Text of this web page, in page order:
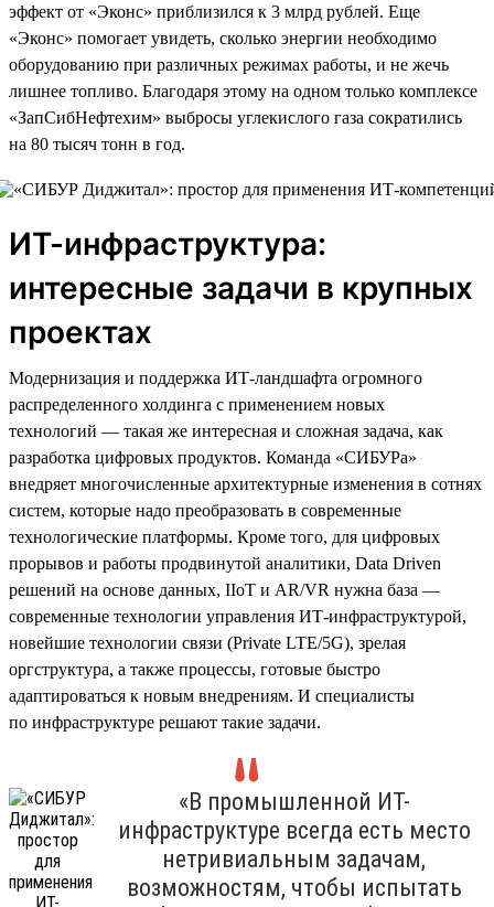
эффект от «Эконс» приблизился к 3 млрд рублей. Еще
«Эконс» помогает увидеть, сколько энергии необходимо
оборудованию при различных режимах работы, и не жечь
лишнее топливо. Благодаря этому на одном только комплексе
«ЗапСибНефтехим» выбросы углекислого газа сократились
на 80 тысяч тонн в год.
ИТ-инфраструктура:
интересные задачи в крупных
проектах
Модернизация и поддержка ИТ-ландшафта огромного
распределенного холдинга с применением новых
технологий — такая же интересная и сложная задача, как
разработка цифровых продуктов. Команда «СИБУРа»
внедряет многочисленные архитектурные изменения в сотнях
систем, которые надо преобразовать в современные
технологические платформы. Кроме того, для цифровых
прорывов и работы продвинутой аналитики, Data Driven
решений на основе данных, IIoT и AR/VR нужна база —
современные технологии управления ИТ-инфраструктурой,
новейшие технологии связи (Private LTE/5G), зрелая
оргструктура, а также процессы, готовые быстро
адаптироваться к новым внедрениям. И специалисты
по инфраструктуре решают такие задачи.
«В промышленной ИТ-
инфраструктуре всегда есть место
нетривиальным задачам,
возможностям, чтобы испытать